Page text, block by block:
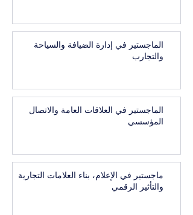
الماجستير في إدارة الضيافة والسياحة
والتجارب
الماجستير في العلاقات العامة والاتصال
المؤسسي
ماجستير في الإعلام، بناء العلامات التجارية
والتأثير الرقمي